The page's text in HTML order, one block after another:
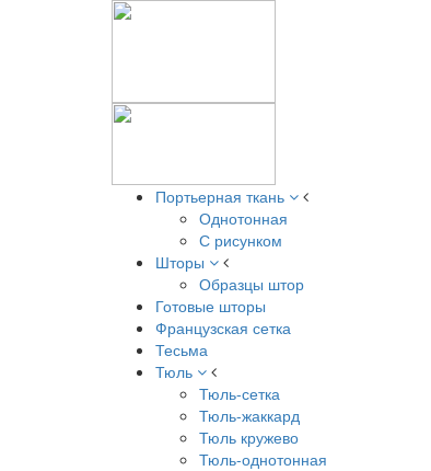
Портьерная ткань
Однотонная
С рисунком
Шторы
Образцы штор
Готовые шторы
Французская сетка
Тесьма
Тюль
Тюль-сетка
Тюль-жаккард
Тюль кружево
Тюль-однотонная